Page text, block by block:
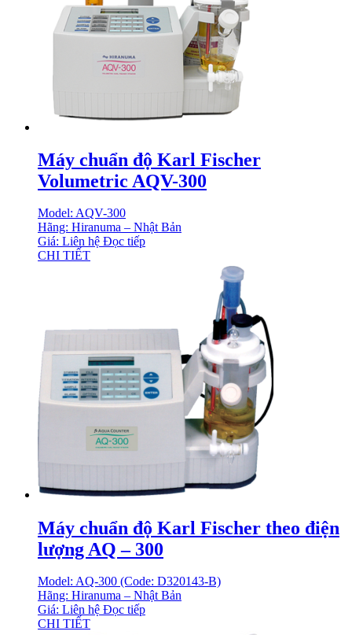
Máy chuẩn độ Karl Fischer
Volumetric AQV-300
Model: AQV-300
Hãng: Hiranuma – Nhật Bản
Giá: Liên hệ Đọc tiếp
CHI TIẾT
Máy chuẩn độ Karl Fischer theo điện
lượng AQ – 300
Model: AQ-300 (Code: D320143-B)
Hãng: Hiranuma – Nhật Bản
Giá: Liên hệ Đọc tiếp
CHI TIẾT